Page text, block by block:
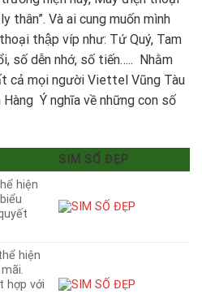
thân”. Và ai cung muốn mình
thập víp như: Tứ Quý, Tam
số dễn nhớ, số tiến….. Nhằm
cả mọi người Viettel Vũng Tàu
Ý nghĩa về những con số
SIM SỐ ĐẸP
hiện
hiện
hợp với